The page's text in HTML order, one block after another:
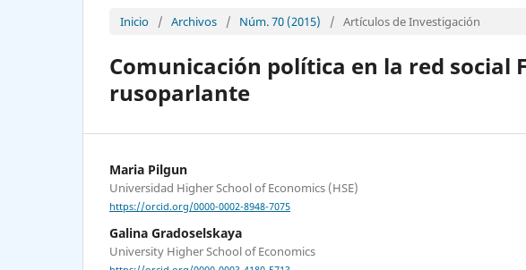
Inicio / Archivos / Núm. 70 (2015) / Artículos de Investigación
Comunicación política en la red social
rusoparlante
Maria Pilgun
Universidad Higher School of Economics (HSE)
https://orcid.org/0000-0002-8948-7075
Galina Gradoselskaya
University Higher School of Economics